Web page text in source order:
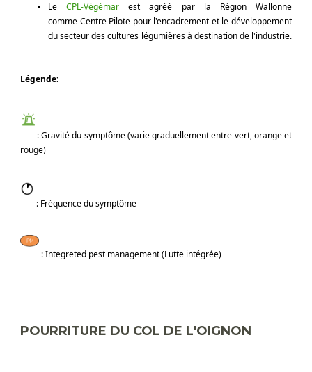
LeCPL-Végémar est agréé par la Région Wallonne
comme Centre Pilote pour l'encadrement et le développement
du secteur des cultures légumières à destination de l'industrie.​
Légende:
​: Gravité du symptôme (varie graduellement entre vert, orange et
rouge)
​ : Fréquence du symptôme
​ : Integreted pest management (Lutte intégrée)
POURRITURE DU COL DE L'OIGNON